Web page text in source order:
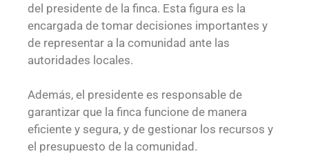
del presidente de la finca. Esta figura es la
encargada de tomar decisiones importantes y
de representar a la comunidad ante las
autoridades locales.
Además, el presidente es responsable de
garantizar que la finca funcione de manera
eficiente y segura, y de gestionar los recursos y
el presupuesto de la comunidad.